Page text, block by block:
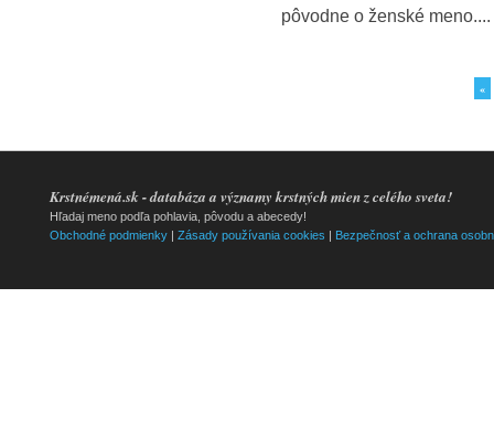
pôvodne o ženské meno....
«
Krstnémená.sk - databáza a významy krstných mien z celého sveta!
Hľadaj meno podľa pohlavia, pôvodu a abecedy!
Obchodné podmienky
Zásady používania cookies Bezpečnosť a ochrana